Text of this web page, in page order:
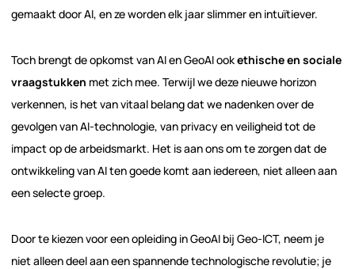
gemaakt door AI, en ze worden elk jaar slimmer en intuïtiever.
Toch brengt de opkomst van AI en GeoAI ookethische en sociale
vraagstukken met zich mee. Terwijl we deze nieuwe horizon
verkennen, is het van vitaal belang dat we nadenken over de
gevolgen van AI-technologie, van privacy en veiligheid tot de
impact op de arbeidsmarkt. Het is aan ons om te zorgen dat de
ontwikkeling van AI ten goede komt aan iedereen, niet alleen aan
een selecte groep.
Door te kiezen voor een opleiding in GeoAI bij Geo-ICT, neem je
niet alleen deel aan een spannende technologische revolutie; je